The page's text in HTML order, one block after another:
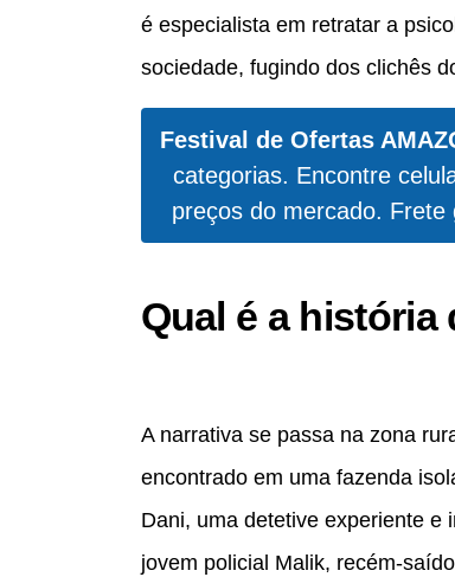
é especialista em retratar a
sociedade, fugindo dos clichês
Festival de Ofertas
categorias. Encontre
preços do mercado.
Qual é a história
A narrativa se passa na zona
encontrado em uma fazenda
Dani, uma detetive experiente e
jovem policial Malik, recém-